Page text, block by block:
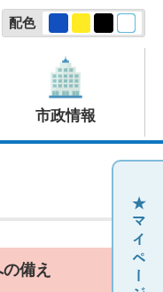
配色
市政情報
備え